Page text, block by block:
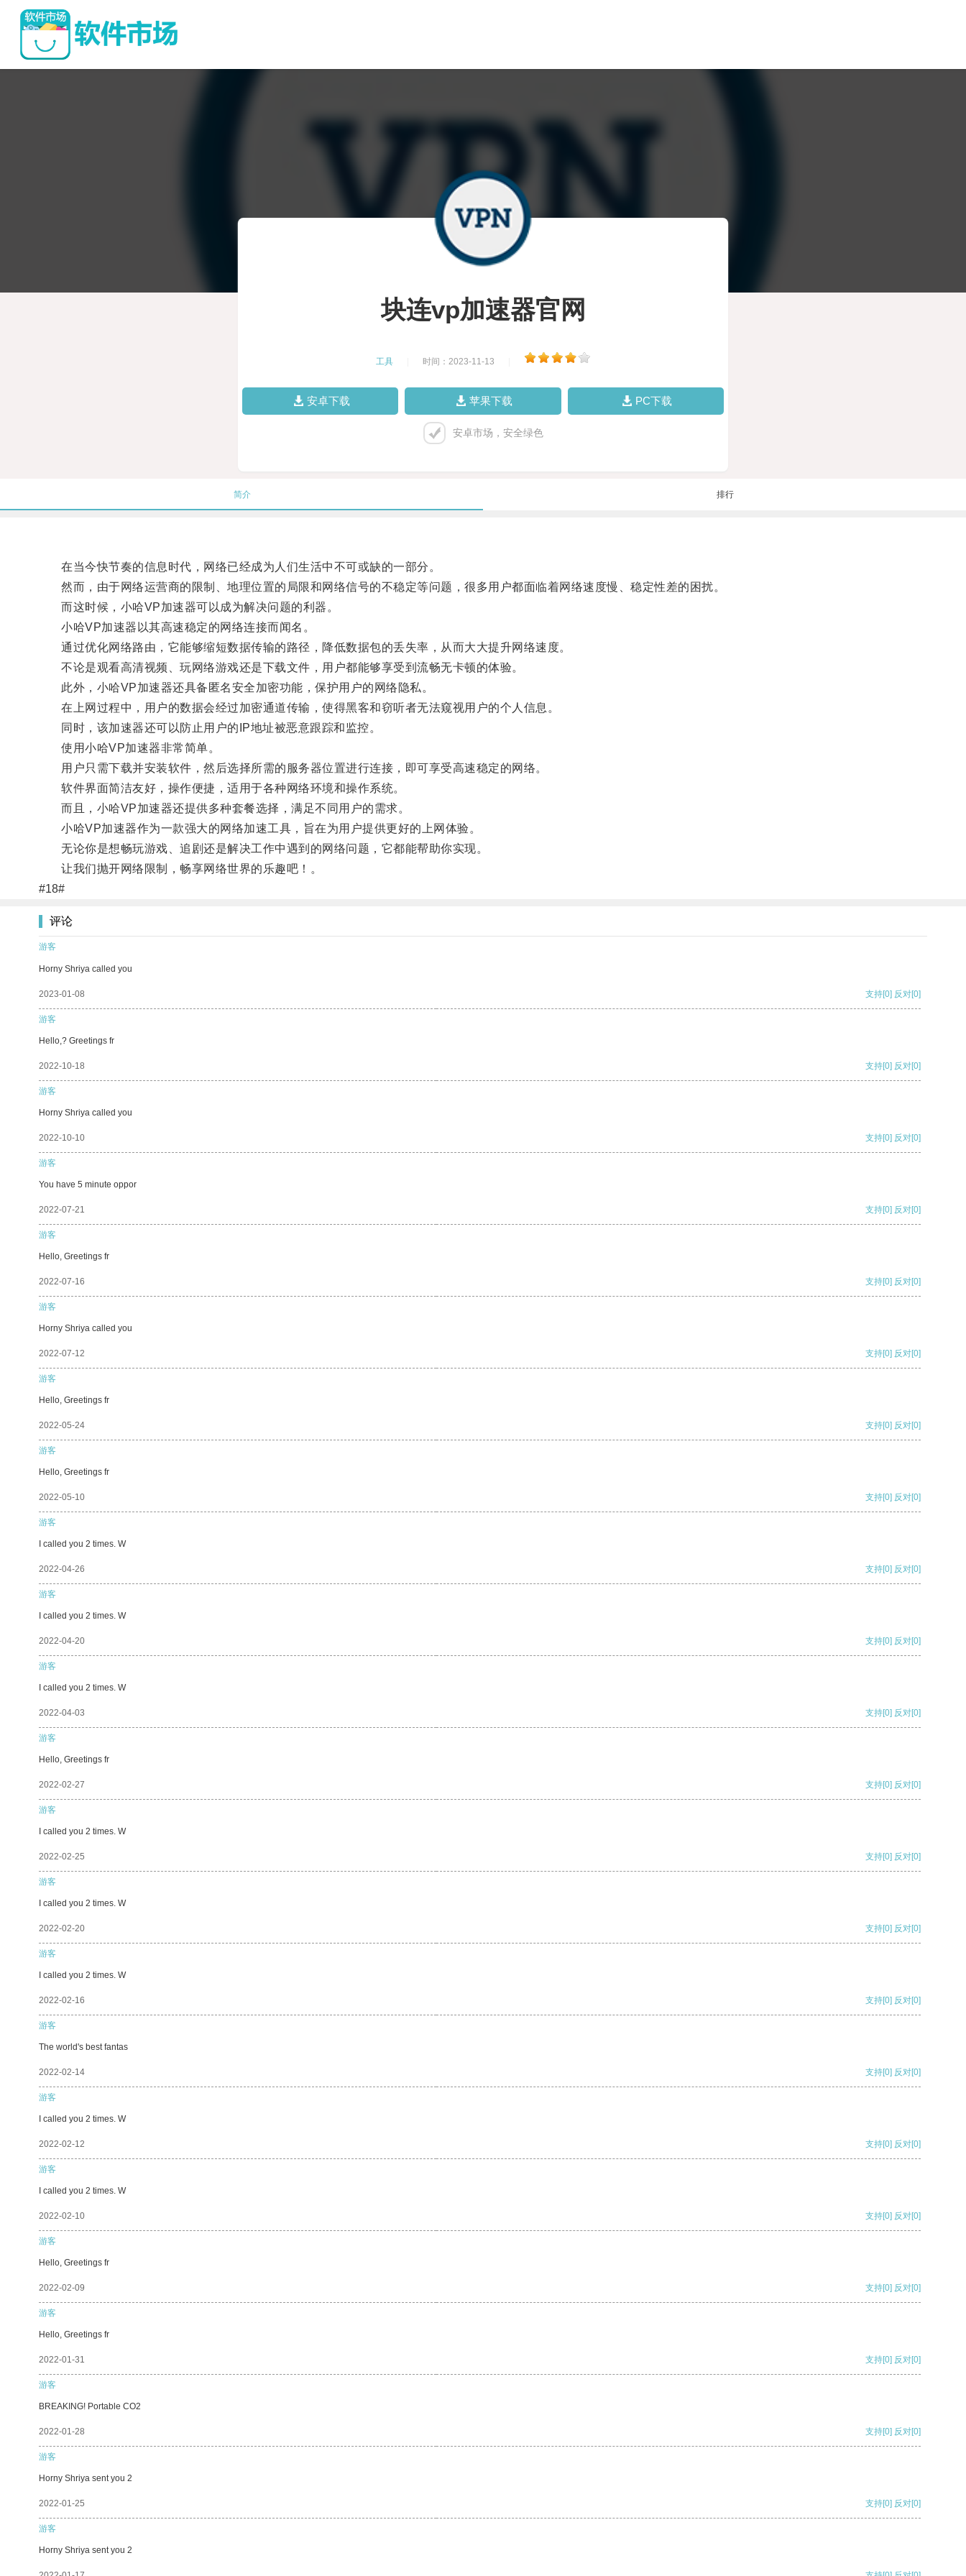
块连vp加速器官网
工具 时间：2023-11-13
安卓下载 苹果下载 PC下载
安卓市场，安全绿色
简介 排行
在当今快节奏的信息时代，网络已经成为人们生活中不可或缺的一部分。
然而，由于网络运营商的限制、地理位置的局限和网络信号的不稳定等问题，很多用户都面临着网络速度慢、稳定性差的困扰。
而这时候，小哈VP加速器可以成为解决问题的利器。
小哈VP加速器以其高速稳定的网络连接而闻名。
通过优化网络路由，它能够缩短数据传输的路径，降低数据包的丢失率，从而大大提升网络速度。
不论是观看高清视频、玩网络游戏还是下载文件，用户都能够享受到流畅无卡顿的体验。
此外，小哈VP加速器还具备匿名安全加密功能，保护用户的网络隐私。
在上网过程中，用户的数据会经过加密通道传输，使得黑客和窃听者无法窥视用户的个人信息。
同时，该加速器还可以防止用户的IP地址被恶意跟踪和监控。
使用小哈VP加速器非常简单。
用户只需下载并安装软件，然后选择所需的服务器位置进行连接，即可享受高速稳定的网络。
软件界面简洁友好，操作便捷，适用于各种网络环境和操作系统。
而且，小哈VP加速器还提供多种套餐选择，满足不同用户的需求。
小哈VP加速器作为一款强大的网络加速工具，旨在为用户提供更好的上网体验。
无论你是想畅玩游戏、追剧还是解决工作中遇到的网络问题，它都能帮助你实现。
让我们抛开网络限制，畅享网络世界的乐趣吧！。
#18#
评论
游客
Horny Shriya called you
2023-01-08 支持[0] 反对[0]
游客
Hello,? Greetings fr
2022-10-18 支持[0] 反对[0]
游客
Horny Shriya called you
2022-10-10 支持[0] 反对[0]
游客
You have 5 minute oppor
2022-07-21 支持[0] 反对[0]
游客
Hello, Greetings fr
2022-07-16 支持[0] 反对[0]
游客
Horny Shriya called you
2022-07-12 支持[0] 反对[0]
游客
Hello, Greetings fr
2022-05-24 支持[0] 反对[0]
游客
Hello, Greetings fr
2022-05-10 支持[0] 反对[0]
游客
I called you 2 times. W
2022-04-26 支持[0] 反对[0]
游客
I called you 2 times. W
2022-04-20 支持[0] 反对[0]
游客
I called you 2 times. W
2022-04-03 支持[0] 反对[0]
游客
Hello, Greetings fr
2022-02-27 支持[0] 反对[0]
游客
I called you 2 times. W
2022-02-25 支持[0] 反对[0]
游客
I called you 2 times. W
2022-02-20 支持[0] 反对[0]
游客
I called you 2 times. W
2022-02-16 支持[0] 反对[0]
游客
The world's best fantas
2022-02-14 支持[0] 反对[0]
游客
I called you 2 times. W
2022-02-12 支持[0] 反对[0]
游客
I called you 2 times. W
2022-02-10 支持[0] 反对[0]
游客
Hello, Greetings fr
2022-02-09 支持[0] 反对[0]
游客
Hello, Greetings fr
2022-01-31 支持[0] 反对[0]
游客
BREAKING! Portable CO2
2022-01-28 支持[0] 反对[0]
游客
Horny Shriya sent you 2
2022-01-25 支持[0] 反对[0]
游客
Horny Shriya sent you 2